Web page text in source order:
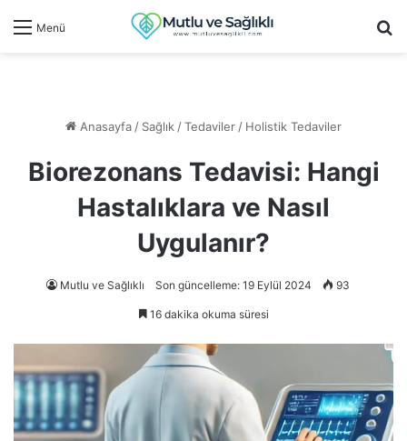
Menü
Anasayfa/ Sağlık/Tedaviler/ Holistik Tedaviler
Biorezonans Tedavisi: Hangi
Hastalıklara ve Nasıl
Uygulanır?
Mutlu ve Sağlıklı Son güncelleme: 19 Eylül 2024 93
16 dakika okuma süresi